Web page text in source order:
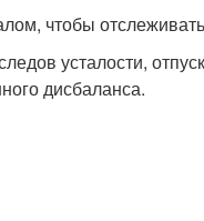
чтобы
усталости,
дисбаланса.